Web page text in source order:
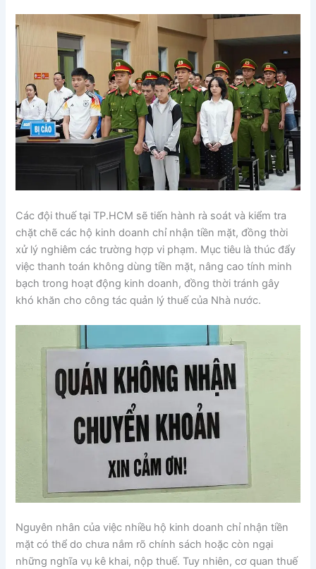
Các đội thuế tại TP.HCM sẽ tiến hành rà soát và kiểm tra
chặt chẽ các hộ kinh doanh chỉ nhận tiền mặt, đồng thời
xử lý nghiêm các trường hợp vi phạm. Mục tiêu là thúc đẩy
việc thanh toán không dùng tiền mặt, nâng cao tính minh
bạch trong hoạt động kinh doanh, đồng thời tránh gây
khó khăn cho công tác quản lý thuế của Nhà nước.
Nguyên nhân của việc nhiều hộ kinh doanh chỉ nhận tiền
mặt có thể do chưa nắm rõ chính sách hoặc còn ngại
những nghĩa vụ kê khai, nộp thuế. Tuy nhiên, cơ quan thuế